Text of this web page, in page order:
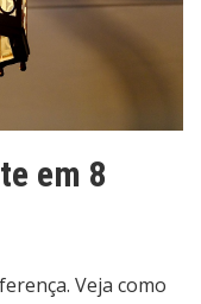
em 8
Veja como